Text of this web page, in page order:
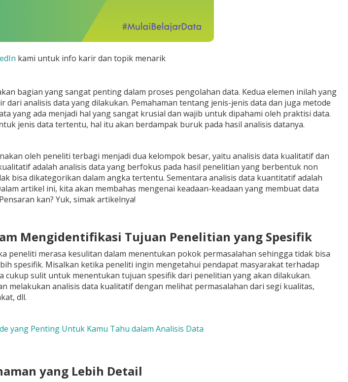
kami untuk info karir dan topik menarik
bagian yang sangat penting dalam proses pengolahan data. Kedua elemen inilah yang
dari analisis data yang dilakukan. Pemahaman tentang jenis-jenis data dan juga metode
yang ada menjadi hal yang sangat krusial dan wajib untuk dipahami oleh praktisi data.
jenis data tertentu, hal itu akan berdampak buruk pada hasil analisis datanya.
oleh peneliti terbagi menjadi dua kelompok besar, yaitu analisis data kualitatif dan
adalah analisis data yang berfokus pada hasil penelitian yang berbentuk non
bisa dikategorikan dalam angka tertentu. Sementara analisis data kuantitatif adalah
artikel ini, kita akan membahas mengenai keadaan-keadaan yang membuat data
kan? Yuk, simak artikelnya!
Mengidentifikasi Tujuan Penelitian yang Spesifik
peneliti merasa kesulitan dalam menentukan pokok permasalahan sehingga tidak bisa
spesifik. Misalkan ketika peneliti ingin mengetahui pendapat masyarakat terhadap
cukup sulit untuk menentukan tujuan spesifik dari penelitian yang akan dilakukan.
melakukan analisis data kualitatif dengan melihat permasalahan dari segi kualitas,
dll.
yang Penting Untuk Kamu Tahu dalam Analisis Data
yang Lebih Detail